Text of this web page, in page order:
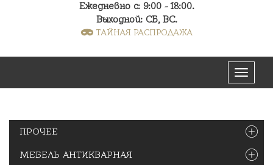
Ежедневно с: 9:00 - 18:00.
Выходной: СБ, ВС.
ТАЙНАЯ РАСПРОДАЖА
Меню
ПРОЧЕЕ
МЕБЕЛЬ АНТИКВАРНАЯ